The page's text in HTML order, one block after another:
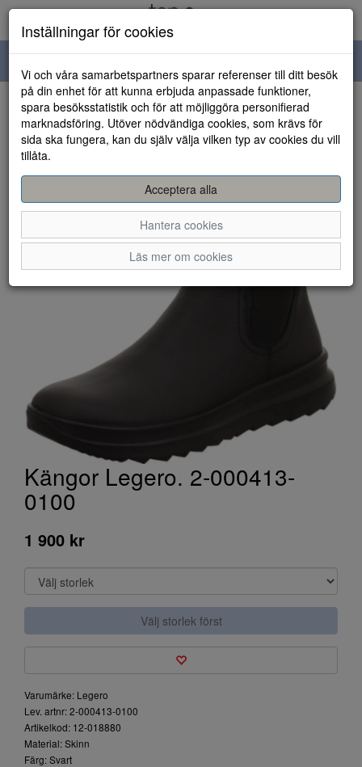
navigation
HEM
Kängor Legero. 2-000413-
0100
1 900 kr
Välj storlek först
Varumärke: Legero
Lev. artnr: 2-000413-0100
Artikelkod: 12-018880
Material: Skinn
Färg: Svart
Inställningar för cookies
Vi och våra samarbetspartners sparar referenser till ditt besök
på din enhet för att kunna erbjuda anpassade funktioner,
spara besöksstatistik och för att möjliggöra personifierad
marknadsföring. Utöver nödvändiga cookies, som krävs för
sida ska fungera, kan du själv välja vilken typ av cookies du vill
tillåta.
Acceptera alla
Hantera cookies
Läs mer om cookies